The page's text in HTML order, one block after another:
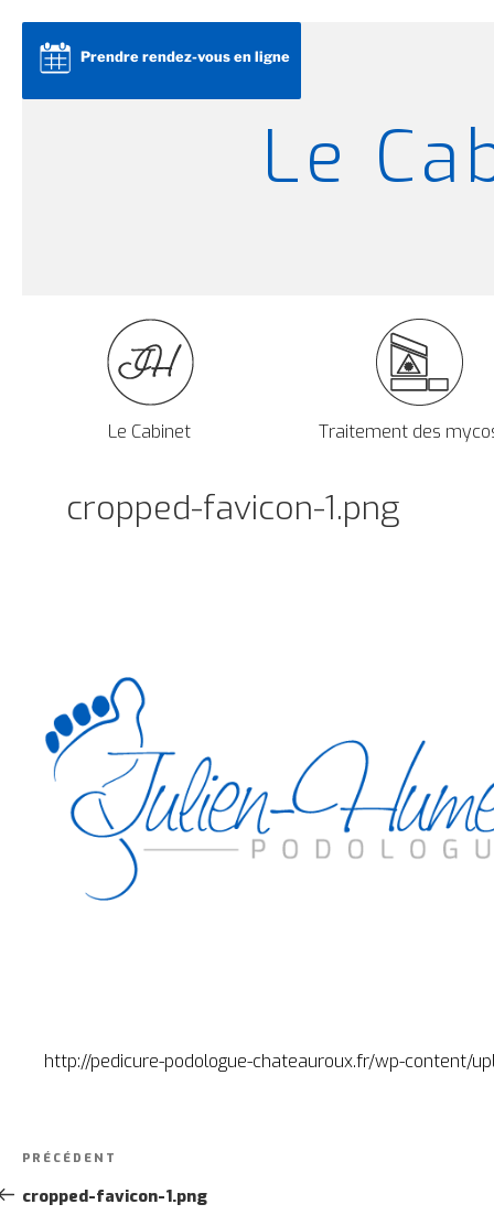
au
contenu
principal
Le
Prendre rendez-vous en ligne
Le Cabinet Traitement des
cropped-favicon-1.png
http://pedicure-podologue-chateauroux.fr/wp-content/
Navigation
de
Article
précédent
PRÉCÉDENT
cropped-favicon-1.png